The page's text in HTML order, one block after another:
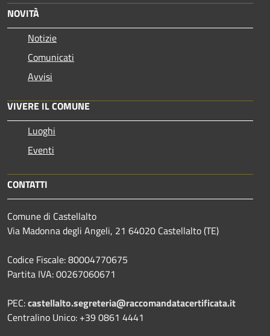
NOVITÀ
Notizie
Comunicati
Avvisi
VIVERE IL COMUNE
Luoghi
Eventi
CONTATTI
Comune di Castellalto
Via Madonna degli Angeli, 21 64020 Castellalto (TE)
Codice Fiscale: 80004770675
Partita IVA: 00267060671
PEC:castellalto.segreteria@raccomandatacertificata.it
Centralino Unico: +39 0861 4441